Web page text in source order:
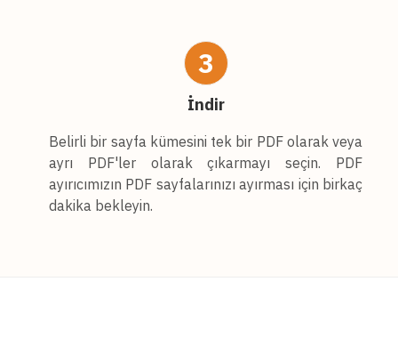
3
İndir
Belirli bir sayfa kümesini tek bir PDF olarak veya
ayrı PDF'ler olarak çıkarmayı seçin. PDF
ayırıcımızın PDF sayfalarınızı ayırması için birkaç
dakika bekleyin.